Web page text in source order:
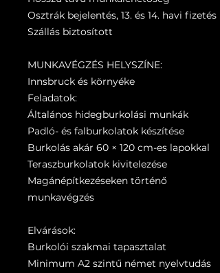
Osztrák bejelentés, 13. és 14. havi fizetés
Szállás biztosított
MUNKAVÉGZÉS HELYSZÍNE:
Innsbruck és környéke
Feladatok:
Általános hidegburkolási munkák
Padló- és falburkolatok készítése
Burkolás akár 60 × 120 cm-es lapokkal
Teraszburkolatok kivitelezése
Magánépítkezéseken történő
munkavégzés
Elvárások:
Burkolói szakmai tapasztalat
Minimum A2 szintű német nyelvtudás